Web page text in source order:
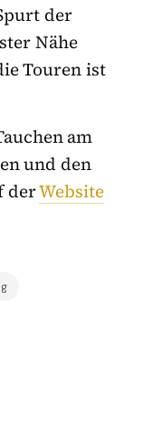
der
Nähe
Touren ist
am
und den
derWebsite